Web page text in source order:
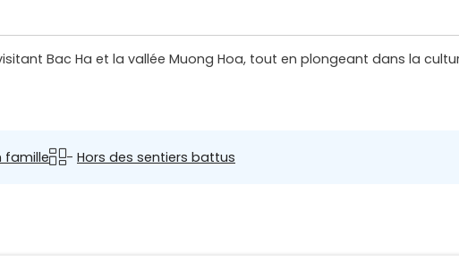
Bac Ha et la vallée Muong Hoa, tout en plongeant dans la
famille - Hors des sentiers battus